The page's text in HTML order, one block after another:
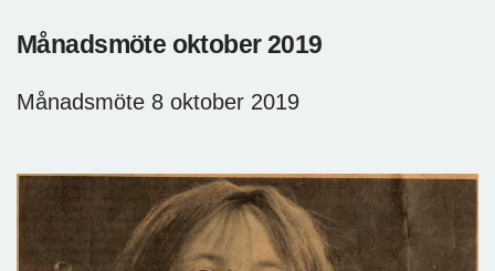
Månadsmöte oktober 2019
Månadsmöte 8 oktober 2019